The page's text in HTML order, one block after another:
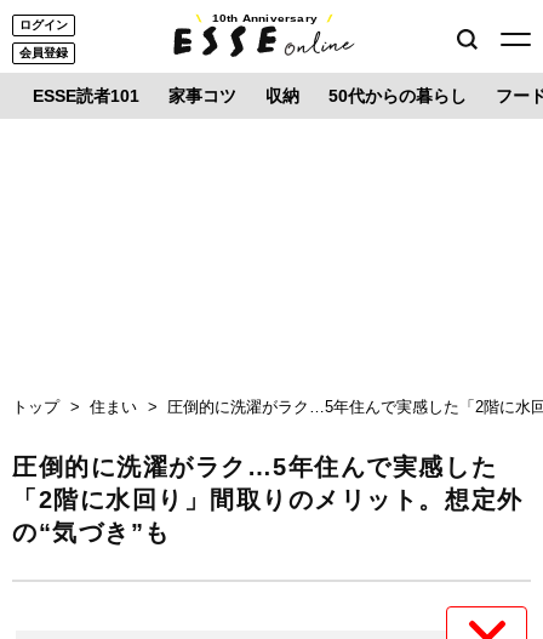
ログイン
会員登録
10th Anniversary
ESSE読者101 家事コツ 収納 50代からの暮らし フー
トップ 住まい 圧倒的に洗濯がラク…5年住んで実感した「2階に水
圧倒的に洗濯がラク…5年住んで実感した
「2階に水回り」間取りのメリット。想定外
の“気づき”も